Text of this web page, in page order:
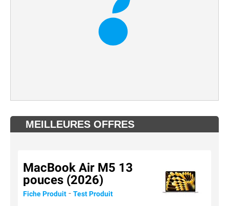
MEILLEURES OFFRES
MacBook Air M5 13
pouces (2026)
Fiche Produit - Test Produit